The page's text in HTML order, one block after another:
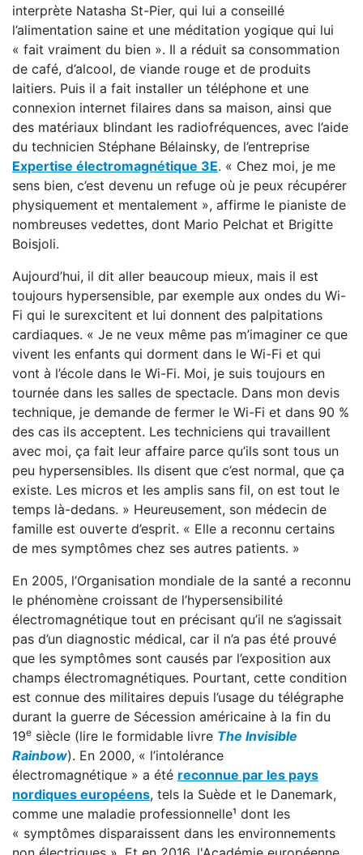
interprète Natasha St-Pier, qui lui a conseillé
l’alimentation saine et une méditation yogique qui lui
« fait vraiment du bien ». Il a réduit sa consommation
de café, d’alcool, de viande rouge et de produits
laitiers. Puis il a fait installer un téléphone et une
connexion internet filaires dans sa maison, ainsi que
des matériaux blindant les radiofréquences, avec l’aide
du technicien Stéphane Bélainsky, de l’entreprise
Expertise électromagnétique 3E. « Chez moi, je me
sens bien, c’est devenu un refuge où je peux récupérer
physiquement et mentalement », affirme le pianiste de
nombreuses vedettes, dont Mario Pelchat et Brigitte
Boisjoli.
Aujourd’hui, il dit aller beaucoup mieux, mais il est
toujours hypersensible, par exemple aux ondes du Wi-
Fi qui le surexcitent et lui donnent des palpitations
cardiaques. « Je ne veux même pas m’imaginer ce que
vivent les enfants qui dorment dans le Wi-Fi et qui
vont à l’école dans le Wi-Fi. Moi, je suis toujours en
tournée dans les salles de spectacle. Dans mon devis
technique, je demande de fermer le Wi-Fi et dans 90 %
des cas ils acceptent. Les techniciens qui travaillent
avec moi, ça fait leur affaire parce qu’ils sont tous un
peu hypersensibles. Ils disent que c’est normal, que ça
existe. Les micros et les amplis sans fil, on est tout le
temps là-dedans. » Heureusement, son médecin de
famille est ouverte d’esprit. « Elle a reconnu certains
de mes symptômes chez ses autres patients. »
En 2005, l’Organisation mondiale de la santé a reconnu
le phénomène croissant de l’hypersensibilité
électromagnétique tout en précisant qu’il ne s’agissait
pas d’un diagnostic médical, car il n’a pas été prouvé
que les symptômes sont causés par l’exposition aux
champs électromagnétiques. Pourtant, cette condition
est connue des militaires depuis l’usage du télégraphe
durant la guerre de Sécession américaine à la fin du
19e siècle (lire le formidable livre The Invisible
Rainbow). En 2000, « l’intolérance
électromagnétique » a été reconnue par les pays
nordiques européens, tels la Suède et le Danemark,
comme une maladie professionnelle¹ dont les
« symptômes disparaissent dans les environnements